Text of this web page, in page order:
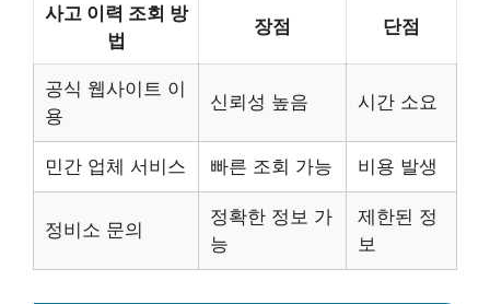
사고 이력 조회 방
법
장점 단점
공식 웹사이트 이
용
신뢰성 높음 시간 소요
민간 업체 서비스 빠른 조회 가능 비용 발생
정비소 문의
정확한 정보 가
능
제한된 정
보